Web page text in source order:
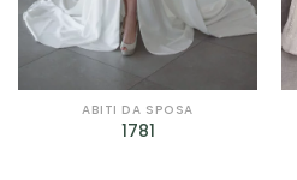
ABITI DA SPOSA
1781